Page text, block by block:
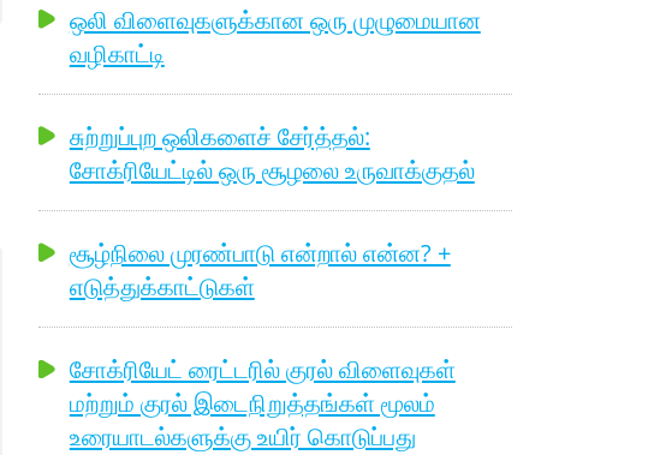
ஒலி விளைவுகளுக்கான ஒரு முழுமையான
வழிகாட்டி
சுற்றுப்புற ஒலிகளைச் சேர்த்தல்:
சோக்ரியேட்டில் ஒரு சூழலை உருவாக்குதல்
சூழ்நிலை முரண்பாடு என்றால் என்ன? +
எடுத்துக்காட்டுகள்
சோக்ரியேட் ரைட்டரில் குரல் விளைவுகள்
மற்றும் குரல் இடைநிறுத்தங்கள் மூலம்
உரையாடல்களுக்கு உயிர் கொடுப்பது